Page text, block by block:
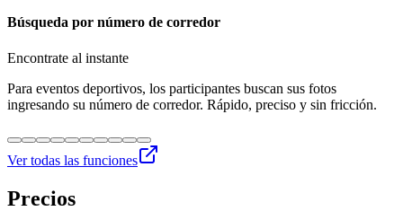
Búsqueda por número de corredor
Encontrate al instante
Para eventos deportivos, los participantes buscan sus fotos
ingresando su número de corredor. Rápido, preciso y sin fricción.
Ver todas las funciones
Precios